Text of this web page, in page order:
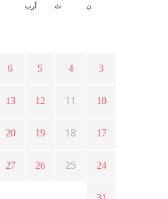
أسبوع ثقافي في ذكرى الاستقلال
الثورة السورية ؟
في الثورة السورية ؟
ن ث أرب
3
4
5
6
10
11
12
13
17
18
19
20
24
25
26
27